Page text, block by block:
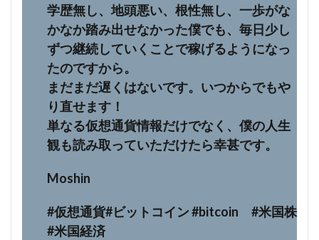
学歴無し、地頭悪い、根性無し、一歩がな
かなか踏み出せなかった僕でも、毎日少し
ずつ継続していくことで稼げるようになっ
たのですから。
まだまだ遅くはないです。いつからでもや
り直せます！
単なる仮想通貨情報だけでなく、僕の人生
観も読み取っていただけたら幸甚です。
Moshin
#仮想通貨#ビットコイン #bitcoin #米国株
#米国経済